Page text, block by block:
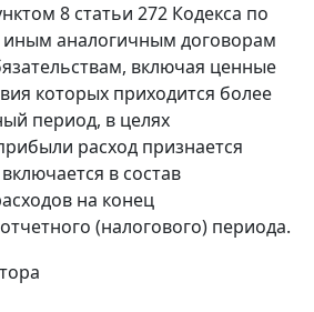
8 статьи 272 Кодекса по
аналогичным договорам
включая ценные
которых приходится более
период, в целях
расход признается
в состав
на конец
(налогового) периода.